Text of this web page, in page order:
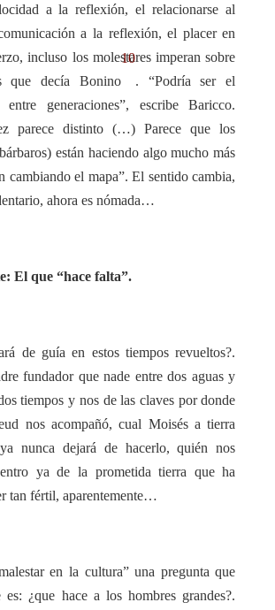
a la reflexión, el relacionarse al
a la reflexión, el placer en
incluso los molestares imperan sobre
que decía Bonino
10
. “Podría ser el
generaciones”, escribe Baricco.
parece distinto (…) Parece que los
están haciendo algo mucho más
cambiando el mapa”. El sentido cambia,
ahora es nómada…
El que “hace falta”.
de guía en estos tiempos revueltos?.
fundador que nade entre dos aguas y
tiempos y nos de las claves por donde
nos acompañó, cual Moisés a tierra
nunca dejará de hacerlo, quién nos
ya de la prometida tierra que ha
tan fértil, aparentemente…
en la cultura” una pregunta que
es: ¿que hace a los hombres grandes?.